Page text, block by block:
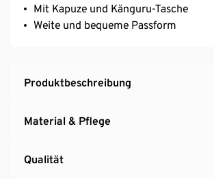
Mit Kapuze und Känguru-Tasche
Weite und bequeme Passform
Produktbeschreibung
Material & Pflege
Qualität